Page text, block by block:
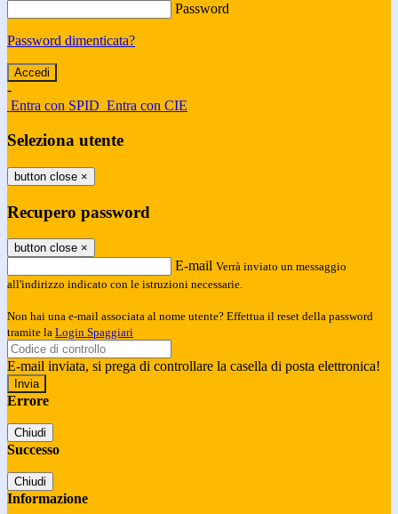
Password
Password dimenticata?
-
Entra con SPID Entra con CIE
Seleziona utente
button close ×
Recupero password
button close ×
E-mail Verrà inviato un messaggio
all'indirizzo indicato con le istruzioni necessarie.
Non hai una e-mail associata al nome utente? Effettua il reset della password
tramite la Login Spaggiari
E-mail inviata, si prega di controllare la casella di posta elettronica!
Errore
Chiudi
Successo
Chiudi
Informazione